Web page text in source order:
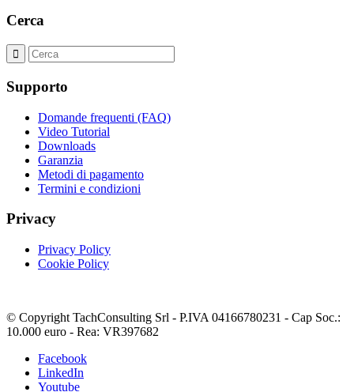
Cerca
Supporto
Domande frequenti (FAQ)
Video Tutorial
Downloads
Garanzia
Metodi di pagamento
Termini e condizioni
Privacy
Privacy Policy
Cookie Policy
© Copyright TachConsulting Srl - P.IVA 04166780231 - Cap Soc.:
10.000 euro - Rea: VR397682
Facebook
LinkedIn
Youtube